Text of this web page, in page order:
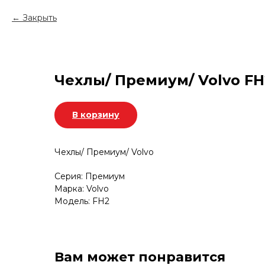
Закрыть
Чехлы/ Премиум/ Volvo
В корзину
Чехлы/ Премиум/ Volvo
Серия: Премиум
Марка: Volvo
Модель: FH2
Вам может понравится